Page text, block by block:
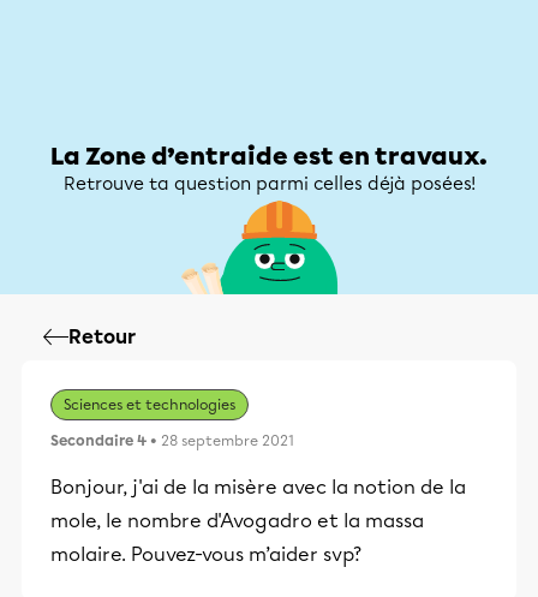
La Zone d’entraide est en travaux.
Retrouve ta question parmi celles déjà posées!
Retour
Sciences et technologies
Secondaire 4 • 28 septembre 2021
Bonjour, j'ai de la misère avec la notion de la
mole, le nombre d'Avogadro et la massa
molaire. Pouvez-vous m’aider svp?